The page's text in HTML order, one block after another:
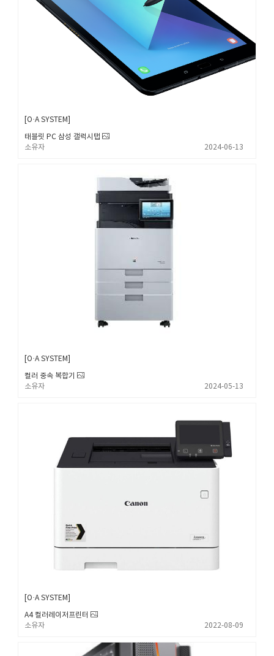
O·A SYSTEM
태블릿 PC 삼성 갤럭시탭
소유자
2024-06-13
O·A SYSTEM
컬러 중속 복합기
소유자
2024-05-13
O·A SYSTEM
A4 컬러레이저프린터
소유자
2022-08-09